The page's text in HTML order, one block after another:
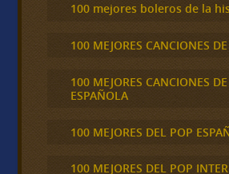
100 mejores boleros de la
100 MEJORES CANCIONES
100 MEJORES CANCIONES
ESPAÑOLA
100 MEJORES DEL POP
100 MEJORES DEL POP